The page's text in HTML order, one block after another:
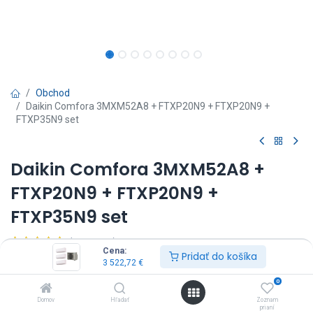
Cena:
3 522,72 € Pridať do košíka
Domov Hľadať
0
Zoznam
prianí
Obchod
Daikin Comfora 3MXM52A8 + FTXP20N9 + FTXP20N9 +
FTXP35N9 set
Daikin Comfora 3MXM52A8 +
FTXP20N9 + FTXP20N9 +
FTXP35N9 set
(0 recenzia)
Multi split set klimatizácií - 3x vnútorná + vonkajšia jednotka
3 522,72 Vrátane DPH